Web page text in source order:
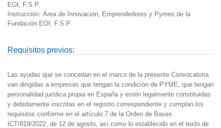
EOI, F.S.P.
Instrucción: Área de Innovación, Emprendedores y Pymes de la
Fundación EOI, F.S.P.
Requisitos previos:
Las ayudas que se concedan en el marco de la presente Convocatoria
van dirigidas a empresas que tengan la condición de PYME, que tengan
personalidad jurídica propia en España y estén legalmente constituidas
y debidamente inscritas en el registro correspondiente y cumplan los
requisitos conforme en el artículo 7 de la Orden de Bases
ICT/819/2022, de 12 de agosto, así como lo establecido en el texto de